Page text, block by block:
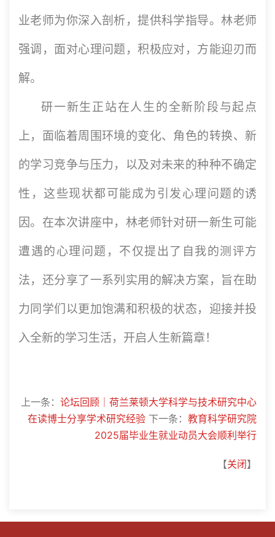
业老师为你深入剖析，提供科学指导。林老师
强调，面对心理问题，积极应对，方能迎刃而
解。
研一新生正站在人生的全新阶段与起点
上，面临着周围环境的变化、角色的转换、新
的学习竞争与压力，以及对未来的种种不确定
性，这些现状都可能成为引发心理问题的诱
因。在本次讲座中，林老师针对研一新生可能
遭遇的心理问题，不仅提出了自我的测评方
法，还分享了一系列实用的解决方案 ，旨在助
力同学们以更加饱满和积极的状态，迎接并投
入全新的学习生活，开启人生新篇章！
上一条： 论坛回顾｜荷兰莱顿大学科学与技术研究中心
在读博士分享学术研究经验 下一条： 教育科学研究院
2025届毕业生就业动员大会顺利举行
【关闭】